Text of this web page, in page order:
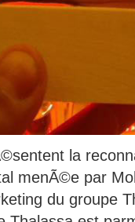
la
menÃ©e par
du groupe